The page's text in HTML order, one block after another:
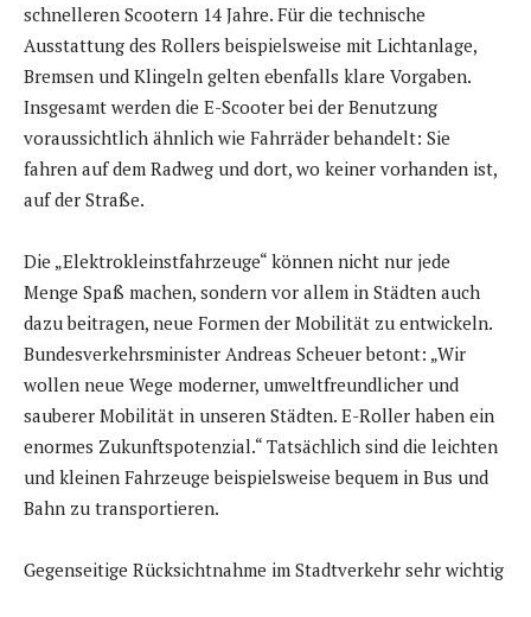
schnelleren Scootern 14 Jahre. Für die technische
Ausstattung des Rollers beispielsweise mit Lichtanlage,
Bremsen und Klingeln gelten ebenfalls klare Vorgaben.
Insgesamt werden die E-Scooter bei der Benutzung
voraussichtlich ähnlich wie Fahrräder behandelt: Sie
fahren auf dem Radweg und dort, wo keiner vorhanden ist,
auf der Straße.
Die „Elektrokleinstfahrzeuge“ können nicht nur jede
Menge Spaß machen, sondern vor allem in Städten auch
dazu beitragen, neue Formen der Mobilität zu entwickeln.
Bundesverkehrsminister Andreas Scheuer betont: „Wir
wollen neue Wege moderner, umweltfreundlicher und
sauberer Mobilität in unseren Städten. E-Roller haben ein
enormes Zukunftspotenzial.“ Tatsächlich sind die leichten
und kleinen Fahrzeuge beispielsweise bequem in Bus und
Bahn zu transportieren.
Gegenseitige Rücksichtnahme im Stadtverkehr sehr wichtig